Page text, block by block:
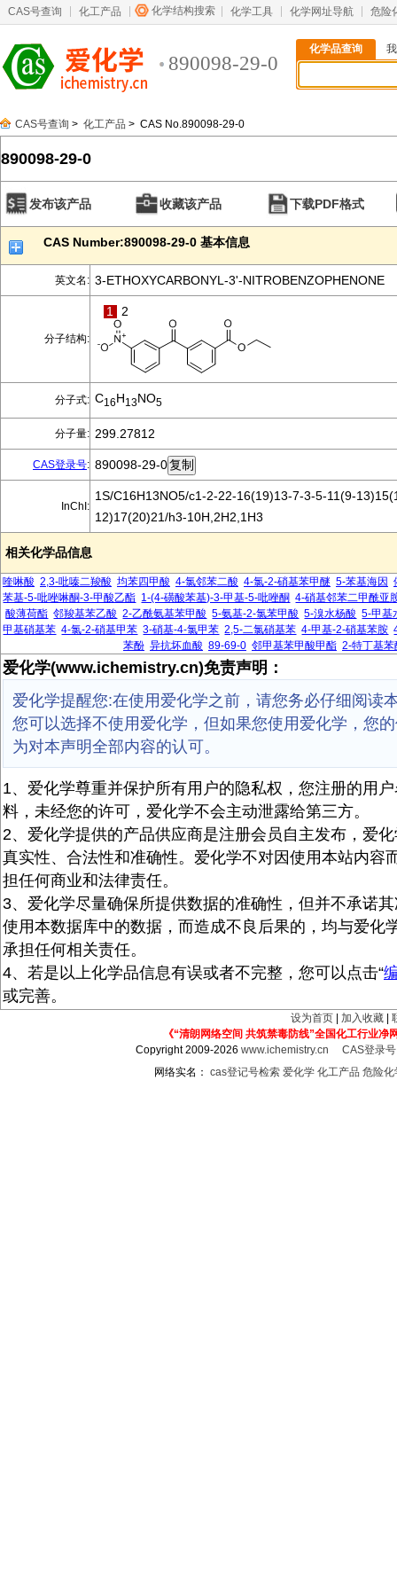
CAS号查询 化工产品 化学结构搜索 化学工具 化学网址导航 危险
890098-29-0
化学品查询
CAS号查询 > 化工产品 > CAS No.890098-29-0
890098-29-0
发布该产品 收藏该产品 下载PDF格式
CAS Number:890098-29-0 基本信息
英文名: 3-ETHOXYCARBONYL-3'-NITROBENZOPHENONE
分子结构:
1 2
分子式: C16H13NO5
分子量: 299.27812
CAS登录号: 890098-29-0
InChI:
1S/C16H13NO5/c1-2-22-16(19)13-7-3-5-11(9-
12)17(20)21/h3-10H,2H2,1H3
相关化学品信息
喹啉酸 2,3-吡嗪二羧酸 均苯四甲酸 4-氯邻苯二酸 4-氯-2-硝基苯甲醚 5-苯基海因
苯基-5-吡唑啉酮-3-甲酸乙酯 1-(4-磺酸苯基)-3-甲基-5-吡唑酮 4-硝基邻苯二甲酰亚
酸薄荷酯 邻羧基苯乙酸 2-乙酰氨基苯甲酸 5-氨基-2-氯苯甲酸 5-溴水杨酸 5-甲基
甲基硝基苯 4-氯-2-硝基甲苯 3-硝基-4-氯甲苯 2,5-二氯硝基苯 4-甲基-2-硝基苯胺
苯酚 异抗坏血酸 89-69-0 邻甲基苯甲酸甲酯 2-特丁基苯
爱化学(www.ichemistry.cn)免责声明：
爱化学提醒您:在使用爱化学之前，请您务必仔细阅读
您可以选择不使用爱化学，但如果您使用爱化学，您
为对本声明全部内容的认可。
1、爱化学尊重并保护所有用户的隐私权，您注册的用
料，未经您的许可，爱化学不会主动泄露给第三方。
2、爱化学提供的产品供应商是注册会员自主发布，爱
真实性、合法性和准确性。爱化学不对因使用本站内容
担任何商业和法律责任。
3、爱化学尽量确保所提供数据的准确性，但并不承诺
使用本数据库中的数据，而造成不良后果的，均与爱化
承担任何相关责任。
4、若是以上化学品信息有误或者不完整，您可以点击“
或完善。
设为首页 加入收藏
《“清朗网络空间 共筑禁毒防线”全国化工行业净
Copyright 2009-2026www.ichemistry.cn
CAS登录
网络实名： cas登记号检索 爱化学 化工产品 危险化